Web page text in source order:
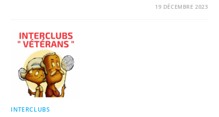
19 DÉCEMBRE 2023
INTERCLUBS